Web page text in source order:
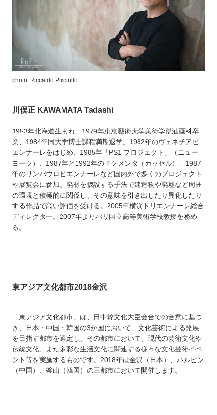
photo: Riccardo Piccirillo
川俣正 KAWAMATA Tadashi
1953年北海道生まれ。1979年東京藝術大学美術学部油画科卒
業、1984年同大学博士課程満期退学。1982年のヴェネチアビ
エンナーレをはじめ、1985年「PS1 プロジェクト」（ニュー
ヨーク）、1987年と1992年のドクメンタ（カッセル）、1987
年のサンパウロビエンナーレなど国内外で多くのプロジェクト
や展覧会に参加。廃材を仮設する手法で建造物や廃墟など周囲
の環境と積極的に関係し、その意味を引き出したり異化したり
する作品で高い評価を受ける。2005年横浜トリエンナーレ総合
ディレクター。2007年よりパリ国立高等美術学校教授を務め
る。
東アジア文化都市2018金沢
「東アジア文化都市」は、日中韓文化大臣会合での合意に基づ
き、日本・中国・韓国の3か国において、文化芸術による発展
を目指す都市を選定し、その都市において、現代の芸術文化や
伝統文化、また多彩な生活文化に関連する様々な文化芸術イベ
ント等を実施するものです。2018年は金沢（日本）、ハルビン
（中国）、釜山（韓国）の三都市において開催します。